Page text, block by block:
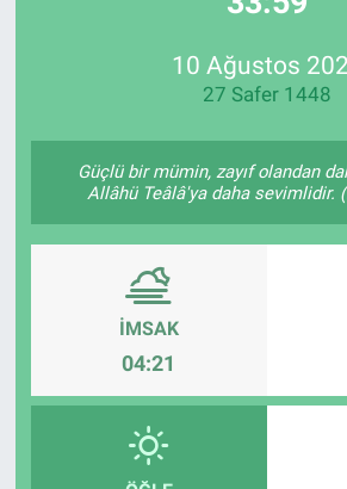
10 Ağustos
27 Safer 1448
Güçlü bir mümin, zayıf olandan
Allâhü Teâlâ'ya daha sevimlidir.
İMSAK
04:21
Özel Haberler
Kadın
Erişim Bilgileri
Teknoloji
Ramazan